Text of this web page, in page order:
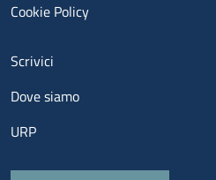
Cookie Policy
Menu contatti
Scrivici
Dove siamo
URP